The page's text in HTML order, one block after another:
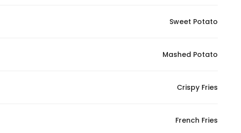
Sweet Potato
Mashed Potato
Crispy Fries
French Fries
In order for
to perform
during your